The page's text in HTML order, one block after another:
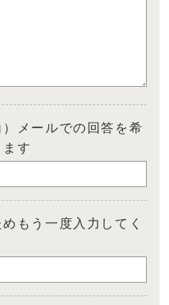
メールでの回答を希
す
もう一度入力してく